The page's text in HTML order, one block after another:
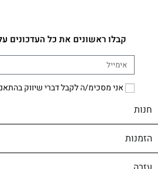
קבלו ראשונים את כל העדכונים
אני מסכימ/ה לקבל דברי שיווק
חנות
הזמנות